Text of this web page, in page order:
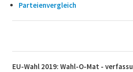
Parteienvergleich
EU-Wahl 2019: Wahl-O-Mat -